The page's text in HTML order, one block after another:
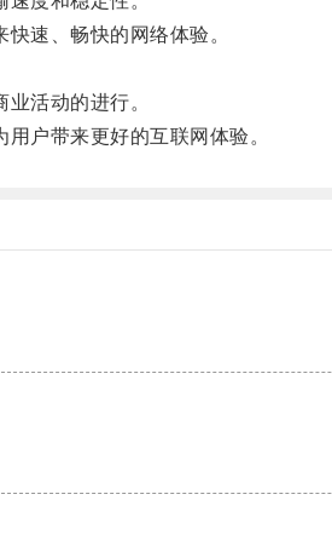
速、畅快的网络体验。
活动的进行。
户带来更好的互联网体验。